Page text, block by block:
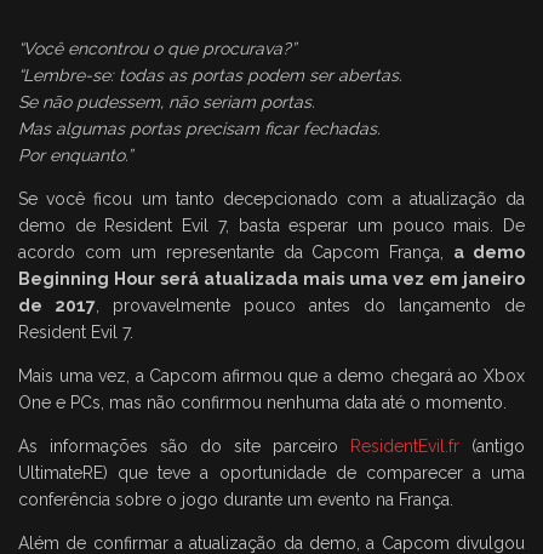
“Você encontrou o que procurava?”
“Lembre-se: todas as portas podem ser abertas.
Se não pudessem, não seriam portas.
Mas algumas portas precisam ficar fechadas.
Por enquanto.”
Se você ficou um tanto decepcionado com a atualização da
demo de Resident Evil 7, basta esperar um pouco mais. De
acordo com um representante da Capcom França, a demo
Beginning Hour será atualizada mais uma vez em janeiro
de 2017 , provavelmente pouco antes do lançamento de
Resident Evil 7.
Mais uma vez, a Capcom afirmou que a demo chegará ao Xbox
One e PCs, mas não confirmou nenhuma data até o momento.
As informações são do site parceiro ResidentEvil.fr (antigo
UltimateRE) que teve a oportunidade de comparecer a uma
conferência sobre o jogo durante um evento na França.
Além de confirmar a atualização da demo, a Capcom divulgou